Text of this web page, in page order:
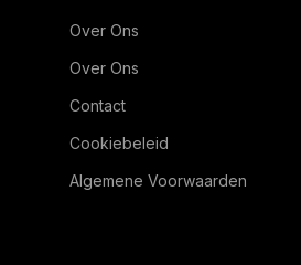
Over Ons
Over Ons
Contact
Cookiebeleid
Algemene Voorwaarden